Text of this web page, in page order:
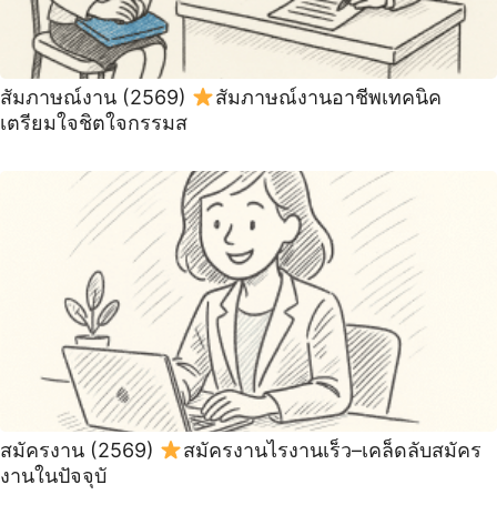
สัมภาษณ์งาน (2569)
สัมภาษณ์งานอาชีพเทคนิค
เตรียมใจชิตใจกรรมส
สมัครงาน (2569)
สมัครงานไรงานเร็ว–เคล็ดลับสมัคร
งานในปัจจุบั